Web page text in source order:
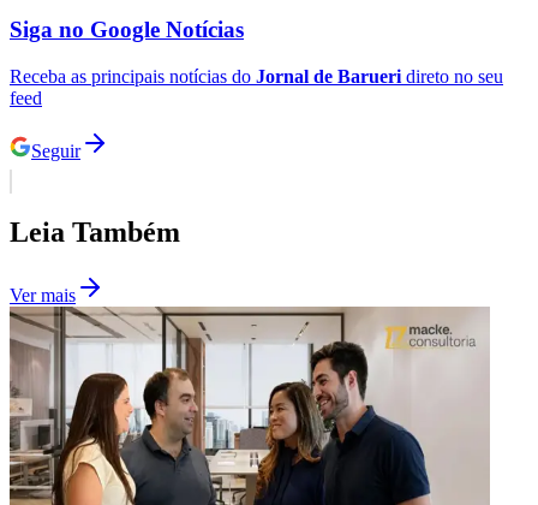
Palmeiras
Siga no Google Notícias
Receba as principais notícias do Jornal de Barueri direto no seu
feed
Seguir
Leia Também
Ver mais